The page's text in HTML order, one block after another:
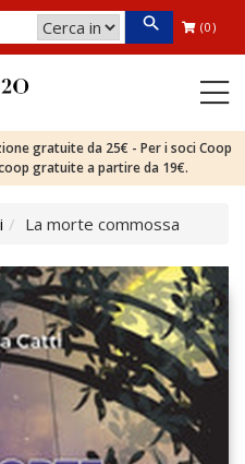
(0)
gratuite da 25€ - Per i soci Coop
gratuite a partire da 19€.
La morte commossa